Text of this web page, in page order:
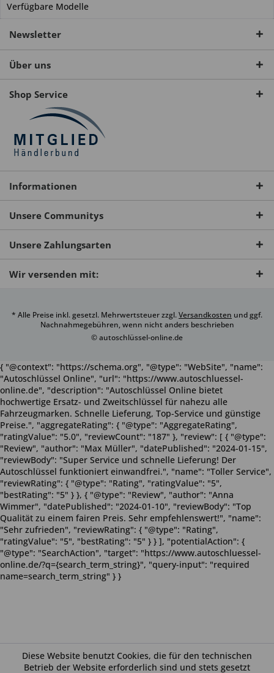
Verfügbare Modelle
Newsletter
Über uns
Shop Service
Informationen
Unsere Communitys
Unsere Zahlungsarten
Wir versenden mit:
* Alle Preise inkl. gesetzl. Mehrwertsteuer zzgl.Versandkosten und ggf.
Nachnahmegebühren, wenn nicht anders beschrieben
© autoschlüssel-online.de
Diese Website benutzt Cookies, die für den technischen
Betrieb der Website erforderlich sind und stets gesetzt
{ "@context": "https://schema.org", "@type": "WebSite", "name":
"Autoschlüssel Online", "url": "https://www.autoschluessel-
online.de", "description": "Autoschlüssel Online bietet
hochwertige Ersatz- und Zweitschlüssel für nahezu alle
Fahrzeugmarken. Schnelle Lieferung, Top-Service und günstige
Preise.", "aggregateRating": { "@type": "AggregateRating",
"ratingValue": "5.0", "reviewCount": "187" }, "review": [ { "@type":
"Review", "author": "Max Müller", "datePublished": "2024-01-15",
"reviewBody": "Super Service und schnelle Lieferung! Der
Autoschlüssel funktioniert einwandfrei.", "name": "Toller Service",
"reviewRating": { "@type": "Rating", "ratingValue": "5",
"bestRating": "5" } }, { "@type": "Review", "author": "Anna
Wimmer", "datePublished": "2024-01-10", "reviewBody": "Top
Qualität zu einem fairen Preis. Sehr empfehlenswert!", "name":
"Sehr zufrieden", "reviewRating": { "@type": "Rating",
"ratingValue": "5", "bestRating": "5" } } ], "potentialAction": {
"@type": "SearchAction", "target": "https://www.autoschluessel-
online.de/?q={search_term_string}", "query-input": "required
name=search_term_string" } }